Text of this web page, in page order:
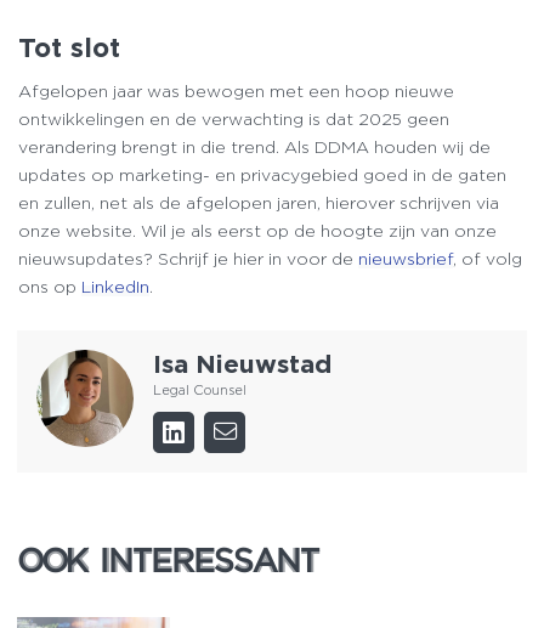
Tot slot
Afgelopen jaar was bewogen met een hoop nieuwe
ontwikkelingen en de verwachting is dat 2025 geen
verandering brengt in die trend. Als DDMA houden wij de
updates op marketing- en privacygebied goed in de gaten
en zullen, net als de afgelopen jaren, hierover schrijven via
onze website. Wil je als eerst op de hoogte zijn van onze
nieuwsupdates? Schrijf je hier in voor de nieuwsbrief, of volg
ons op LinkedIn
Isa Nieuwstad
Legal Counsel
OOK INTERESSANT
OOK INTERESSANT